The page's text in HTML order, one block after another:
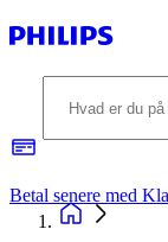
Betal senere med